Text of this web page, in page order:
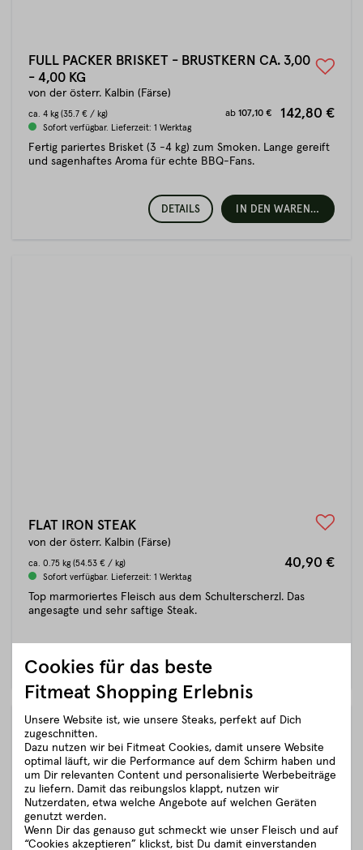
FULL PACKER BRISKET - BRUSTKERN CA. 3,00
- 4,00 KG
von der österr. Kalbin (Färse)
ca. 4 kg (35.7 € / kg) ab 107,10 € 142,80 €
Sofort verfügbar. Lieferzeit: 1 Werktag
Fertig pariertes Brisket (3 -4 kg) zum Smoken. Lange gereift
und sagenhaftes Aroma für echte BBQ-Fans.
DETAILS IN DEN WARENKORB
FLAT IRON STEAK
von der österr. Kalbin (Färse)
ca. 0.75 kg (54.53 € / kg) 40,90 €
Sofort verfügbar. Lieferzeit: 1 Werktag
Top marmoriertes Fleisch aus dem Schulterscherzl. Das
angesagte und sehr saftige Steak.
DETAILS
Cookies für das beste
Fitmeat Shopping Erlebnis
Unsere Website ist, wie unsere Steaks, perfekt auf Dich
zugeschnitten.
Dazu nutzen wir bei Fitmeat Cookies, damit unsere Website
optimal läuft, wir die Performance auf dem Schirm haben und
um Dir relevanten Content und personalisierte Werbebeiträge
zu liefern. Damit das reibungslos klappt, nutzen wir
Nutzerdaten, etwa welche Angebote auf welchen Geräten
genutzt werden.
Wenn Dir das genauso gut schmeckt wie unser Fleisch und auf
“Cookies akzeptieren” klickst, bist Du damit einverstanden